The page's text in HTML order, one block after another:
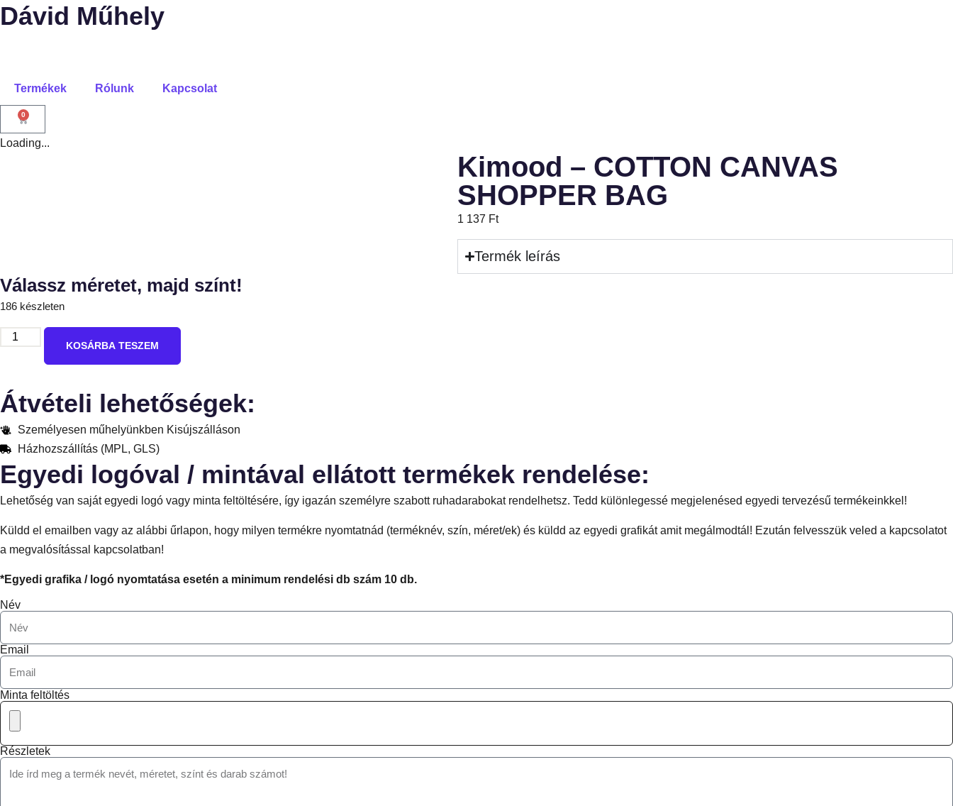
Dávid Műhely
Termékek Rólunk Kapcsolat
0
Loading...
Kimood – COTTON CANVAS
SHOPPER BAG
1 137 Ft
Termék leírás
Válassz méretet, majd színt!
186 készleten
KOSÁRBA TESZEM
Átvételi lehetőségek:
Személyesen műhelyünkben Kisújszálláson
Házhozszállítás (MPL, GLS)
Egyedi logóval / mintával ellátott termékek rendelése:
Lehetőség van saját egyedi logó vagy minta feltöltésére, így igazán személyre szabott ruhadarabokat rendelhetsz. Tedd különlegessé megjelenésed egyedi tervezésű termékeinkkel!
Küldd el emailben vagy az alábbi űrlapon, hogy milyen termékre nyomtatnád (terméknév, szín, méret/ek) és küldd az egyedi grafikát amit megálmodtál! Ezután felvesszük veled a kapcsolatot
a megvalósítással kapcsolatban!
*Egyedi grafika / logó nyomtatása esetén a minimum rendelési db szám 10 db.
Név
Email
Minta feltöltés
Részletek